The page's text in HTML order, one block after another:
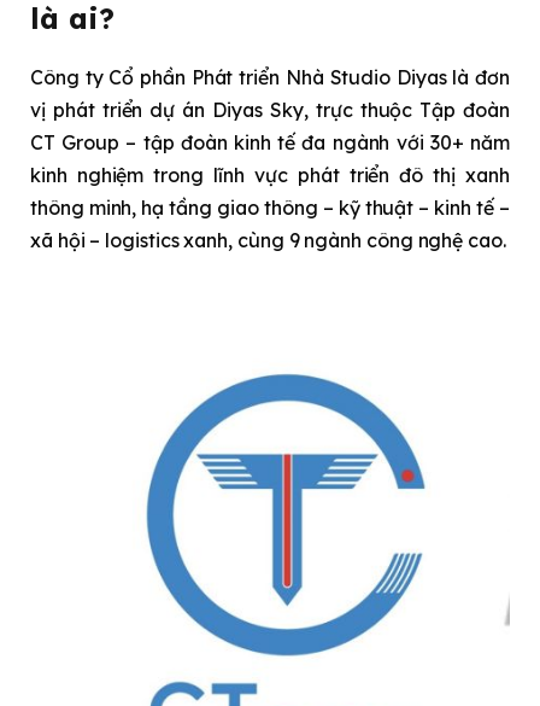
là ai?
Công ty Cổ phần Phát triển Nhà Studio Diyas là đơn
vị phát triển dự án Diyas Sky, trực thuộc Tập đoàn
CT Group – tập đoàn kinh tế đa ngành với 30+ năm
kinh nghiệm trong lĩnh vực phát triển đô thị xanh
thông minh, hạ tầng giao thông – kỹ thuật – kinh tế –
xã hội – logistics xanh, cùng 9 ngành công nghệ cao.